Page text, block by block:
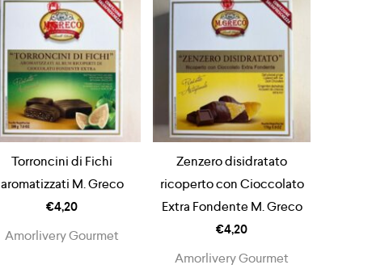
Torroncini di Fichi
aromatizzati M. Greco
€4,20
Amorlivery Gourmet
Zenzero disidratato
ricoperto con Cioccolato
Extra Fondente M. Greco
€4,20
Amorlivery Gourmet